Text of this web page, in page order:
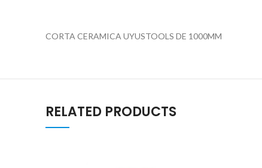
CORTA CERAMICA UYUSTOOLS DE 1000MM
RELATED PRODUCTS